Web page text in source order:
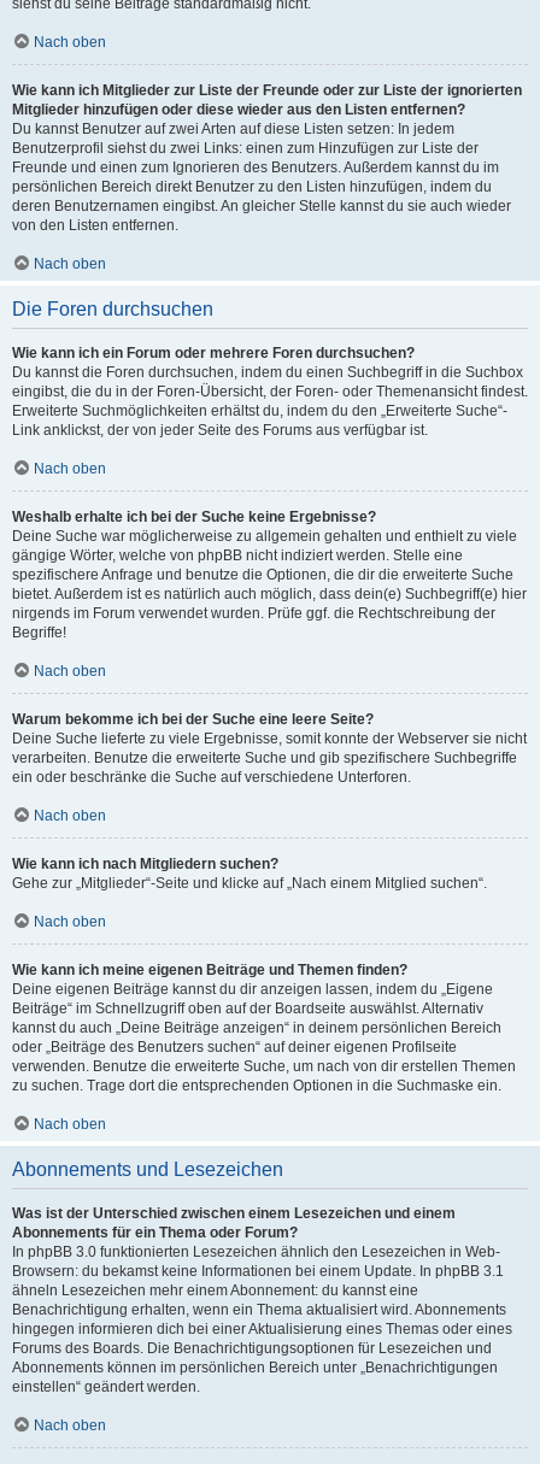
siehst du seine Beiträge standardmäßig nicht.
Nach oben
Wie kann ich Mitglieder zur Liste der Freunde oder zur Liste der ignorierten
Mitglieder hinzufügen oder diese wieder aus den Listen entfernen?
Du kannst Benutzer auf zwei Arten auf diese Listen setzen: In jedem
Benutzerprofil siehst du zwei Links: einen zum Hinzufügen zur Liste der
Freunde und einen zum Ignorieren des Benutzers. Außerdem kannst du im
persönlichen Bereich direkt Benutzer zu den Listen hinzufügen, indem du
deren Benutzernamen eingibst. An gleicher Stelle kannst du sie auch wieder
von den Listen entfernen.
Nach oben
Die Foren durchsuchen
Wie kann ich ein Forum oder mehrere Foren durchsuchen?
Du kannst die Foren durchsuchen, indem du einen Suchbegriff in die Suchbox
eingibst, die du in der Foren-Übersicht, der Foren- oder Themenansicht findest.
Erweiterte Suchmöglichkeiten erhältst du, indem du den „Erweiterte Suche“-
Link anklickst, der von jeder Seite des Forums aus verfügbar ist.
Nach oben
Weshalb erhalte ich bei der Suche keine Ergebnisse?
Deine Suche war möglicherweise zu allgemein gehalten und enthielt zu viele
gängige Wörter, welche von phpBB nicht indiziert werden. Stelle eine
spezifischere Anfrage und benutze die Optionen, die dir die erweiterte Suche
bietet. Außerdem ist es natürlich auch möglich, dass dein(e) Suchbegriff(e) hier
nirgends im Forum verwendet wurden. Prüfe ggf. die Rechtschreibung der
Begriffe!
Nach oben
Warum bekomme ich bei der Suche eine leere Seite?
Deine Suche lieferte zu viele Ergebnisse, somit konnte der Webserver sie nicht
verarbeiten. Benutze die erweiterte Suche und gib spezifischere Suchbegriffe
ein oder beschränke die Suche auf verschiedene Unterforen.
Nach oben
Wie kann ich nach Mitgliedern suchen?
Gehe zur „Mitglieder“-Seite und klicke auf „Nach einem Mitglied suchen“.
Nach oben
Wie kann ich meine eigenen Beiträge und Themen finden?
Deine eigenen Beiträge kannst du dir anzeigen lassen, indem du „Eigene
Beiträge“ im Schnellzugriff oben auf der Boardseite auswählst. Alternativ
kannst du auch „Deine Beiträge anzeigen“ in deinem persönlichen Bereich
oder „Beiträge des Benutzers suchen“ auf deiner eigenen Profilseite
verwenden. Benutze die erweiterte Suche, um nach von dir erstellen Themen
zu suchen. Trage dort die entsprechenden Optionen in die Suchmaske ein.
Nach oben
Abonnements und Lesezeichen
Was ist der Unterschied zwischen einem Lesezeichen und einem
Abonnements für ein Thema oder Forum?
In phpBB 3.0 funktionierten Lesezeichen ähnlich den Lesezeichen in Web-
Browsern: du bekamst keine Informationen bei einem Update. In phpBB 3.1
ähneln Lesezeichen mehr einem Abonnement: du kannst eine
Benachrichtigung erhalten, wenn ein Thema aktualisiert wird. Abonnements
hingegen informieren dich bei einer Aktualisierung eines Themas oder eines
Forums des Boards. Die Benachrichtigungsoptionen für Lesezeichen und
Abonnements können im persönlichen Bereich unter „Benachrichtigungen
einstellen“ geändert werden.
Nach oben